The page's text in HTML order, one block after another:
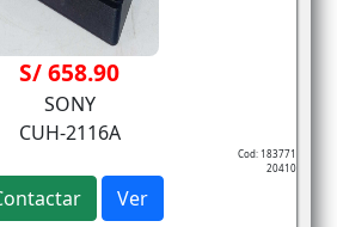
S/ 658.90
SONY
CUH-2116A
Cod: 183771
20410
Ver